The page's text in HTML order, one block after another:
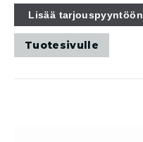
Lisää tarjouspyyntöön
Tuotesivulle